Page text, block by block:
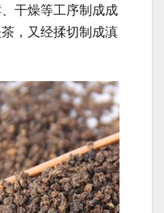
干燥等工序制成成
，又经揉切制成滇